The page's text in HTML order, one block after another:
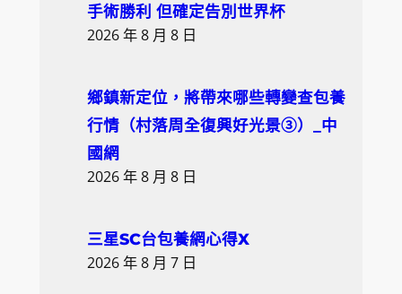
手術勝利 但確定告別世界杯
2026 年 8 月 8 日
鄉鎮新定位，將帶來哪些轉變查包養
行情（村落周全復興好光景③）_中
國網
2026 年 8 月 8 日
三星SC台包養網心得X
2026 年 8 月 7 日